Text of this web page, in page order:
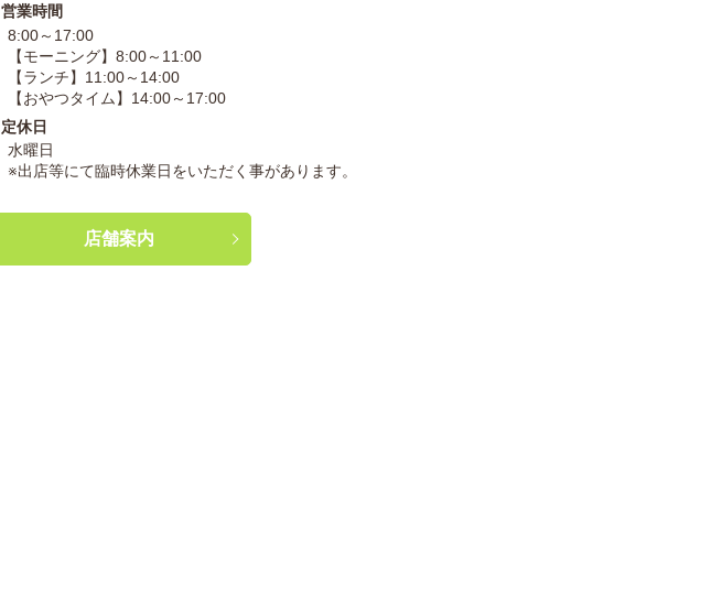
営業時間
8:00～17:00
【モーニング】8:00～11:00
【ランチ】11:00～14:00
【おやつタイム】14:00～17:00
定休日
水曜日
※出店等にて臨時休業日をいただく事があります。
店舗案内